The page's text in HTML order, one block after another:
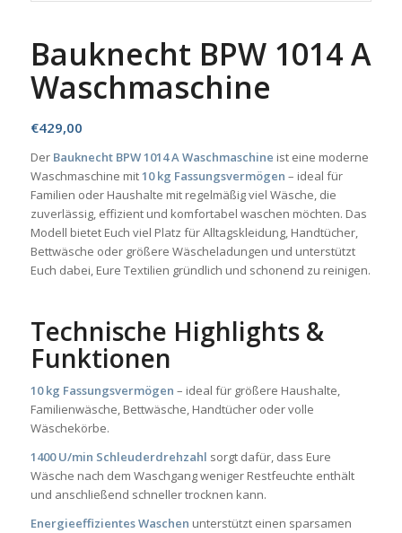
Bauknecht BPW 1014 A
Waschmaschine
€429,00
Der Bauknecht BPW 1014 A Waschmaschine ist eine moderne
Waschmaschine mit10 kg Fassungsvermögen – ideal für
Familien oder Haushalte mit regelmäßig viel Wäsche, die
zuverlässig, effizient und komfortabel waschen möchten. Das
Modell bietet Euch viel Platz für Alltagskleidung, Handtücher,
Bettwäsche oder größere Wäscheladungen und unterstützt
Euch dabei, Eure Textilien gründlich und schonend zu reinigen.
Technische Highlights &
Funktionen
10 kg Fassungsvermögen – ideal für größere Haushalte,
Familienwäsche, Bettwäsche, Handtücher oder volle
Wäschekörbe.
1400 U/min Schleuderdrehzahl sorgt dafür, dass Eure
Wäsche nach dem Waschgang weniger Restfeuchte enthält
und anschließend schneller trocknen kann.
Energieeffizientes Waschen unterstützt einen sparsamen